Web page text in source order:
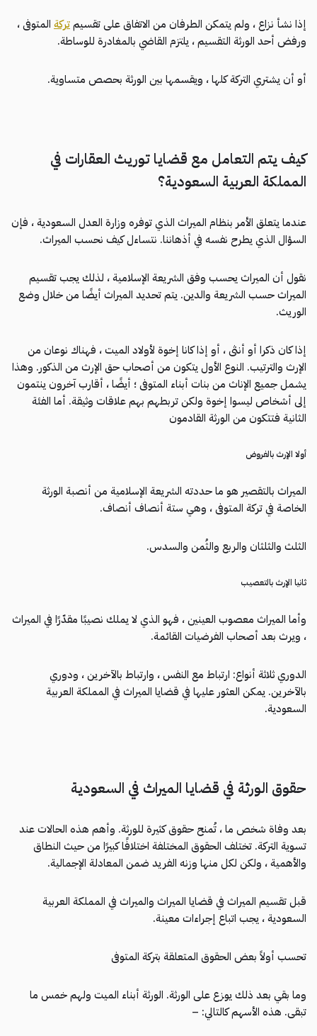
إذا نشأ نزاع ، ولم يتمكن الطرفان من الاتفاق على تقسيمتركة المتوفى ،
ورفض أحد الورثة التقسيم ، يلتزم القاضي بالمغادرة للوساطة.
أو أن يشتري التركة كلها ، ويقسمها بين الورثة بحصص متساوية.
كيف يتم التعامل مع قضايا توريث العقارات في
المملكة العربية السعودية؟
عندما يتعلق الأمر بنظام الميراث الذي توفره وزارة العدل السعودية ، فإن
السؤال الذي يطرح نفسه في أذهاننا. نتساءل كيف نحسب الميراث.
نقول أن الميراث يحسب وفق الشريعة الإسلامية ، لذلك يجب تقسيم
الميراث حسب الشريعة والدين. يتم تحديد الميراث أيضًا من خلال وضع
الوريث.
إذا كان ذكرا أو أنثى ، أو إذا كانا إخوة لأولاد الميت ، فهناك نوعان من
الإرث والترتيب. النوع الأول يتكون من أصحاب حق الإرث من الذكور. وهذا
يشمل جميع الإناث من بنات أبناء المتوفى ؛ أيضًا ، أقارب آخرون ينتمون
إلى أشخاص ليسوا إخوة ولكن تربطهم بهم علاقات وثيقة. أما الفئة
الثانية فتتكون من الورثة القادمون
أولا الإرث بالفروض
الميراث بالتقصير هو ما حددته الشريعة الإسلامية من أنصبة الورثة
الخاصة في تركة المتوفى ، وهي ستة أنصاف أنصاف.
الثلث والثلثان والربع والثُمن والسدس.
ثانيا الإرث بالتعصيب
وأما الميراث معصوب العينين ، فهو الذي لا يملك نصيبًا مقدّرًا في الميراث
، ويرث بعد أصحاب الفرضيات القائمة.
الدوري ثلاثة أنواع: ارتباط مع النفس ، وارتباط بالآخرين ، ودوري
بالآخرين. يمكن العثور عليها في قضايا الميراث في المملكة العربية
السعودية.
حقوق الورثة في قضايا الميراث في السعودية
بعد وفاة شخص ما ، تُمنح حقوق كثيرة للورثة. وأهم هذه الحالات عند
تسوية التركة. تختلف الحقوق المختلفة اختلافًا كبيرًا من حيث النطاق
والأهمية ، ولكن لكل منها وزنه الفريد ضمن المعادلة الإجمالية.
قبل تقسيم الميراث في قضايا الميراث والميراث في المملكة العربية
السعودية ، يجب اتباع إجراءات معينة.
تحسب أولاً بعض الحقوق المتعلقة بتركة المتوفى
وما بقي بعد ذلك يوزع على الورثة. الورثة أبناء الميت ولهم خمس ما
تبقى. هذه الأسهم كالتالي: –